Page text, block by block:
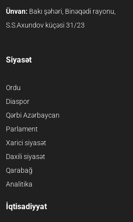
Ünvan: Bakı şəhəri, Binəqədi rayonu,
S.S.Axundov küçəsi 31/23
Siyasət
Ordu
Diaspor
Qərbi Azərbaycan
Parlament
Xarici siyasət
Daxili siyasət
Qarabağ
Analitika
İqtisadiyyat